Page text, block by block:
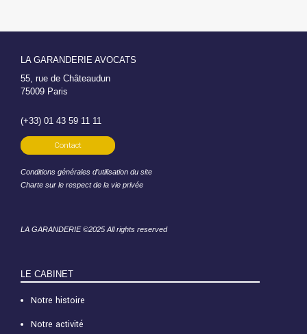
LA GARANDERIE AVOCATS
55, rue de Châteaudun
75009 Paris
(+33) 01 43 59 11 11
Contact
Conditions générales d’utilisation du site
Charte sur le respect de la vie privée
LA GARANDERIE ©2025 All rights reserved
LE CABINET
Notre histoire
Notre activité